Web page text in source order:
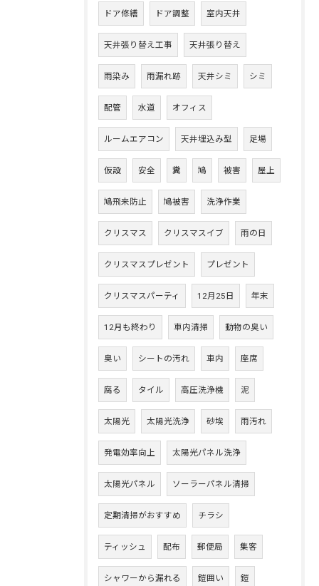
ドア修繕 ドア調整 室内天井
天井張り替え工事 天井張り替え
雨染み 雨漏れ跡 天井シミ シミ
配管 水道 オフィス
ルームエアコン 天井埋込み型 足場
仮設 安全 糞 鳩 被害 屋上
鳩飛来防止 鳩被害 洗浄作業
クリスマス クリスマスイブ 雨の日
クリスマスプレゼント プレゼント
クリスマスパーティ 12月25日 年末
12月も終わり 車内清掃 動物の臭い
臭い シートの汚れ 車内 座席
腐る タイル 高圧洗浄機 泥
太陽光 太陽光洗浄 砂埃 雨汚れ
発電効率向上 太陽光パネル洗浄
太陽光パネル ソーラーパネル清掃
定期清掃がおすすめ チラシ
ティッシュ 配布 郵便局 集客
シャワーから漏れる 鎧囲い 鎧